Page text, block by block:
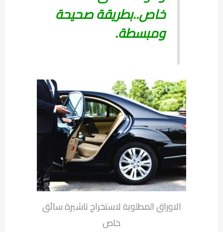
خاص..بطريقة صحيحة
ومبسطة.
الاوراق المطلوبة لاستخراج تاشيرة سائق
خاص